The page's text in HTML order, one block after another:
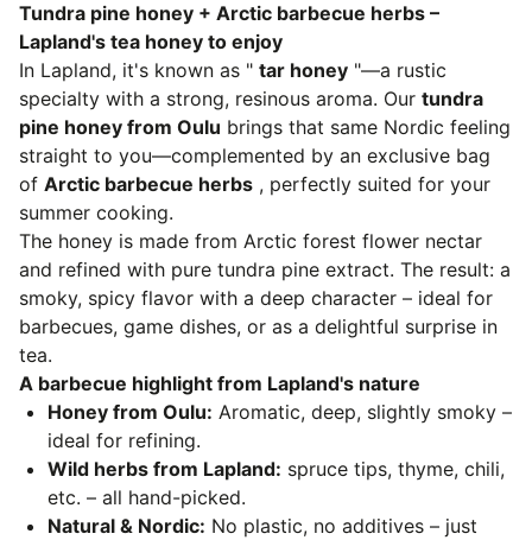
Tundra pine honey + Arctic barbecue herbs –
Lapland's tea honey to enjoy
In Lapland, it's known as " tar honey "—a rustic
specialty with a strong, resinous aroma. Our tundra
pine honey from Oulu brings that same Nordic feeling
straight to you—complemented by an exclusive bag
of Arctic barbecue herbs , perfectly suited for your
summer cooking.
The honey is made from Arctic forest flower nectar
and refined with pure tundra pine extract. The result: a
smoky, spicy flavor with a deep character – ideal for
barbecues, game dishes, or as a delightful surprise in
tea.
A barbecue highlight from Lapland's nature
Honey from Oulu: Aromatic, deep, slightly smoky –
ideal for refining.
Wild herbs from Lapland: spruce tips, thyme, chili,
etc. – all hand-picked.
Natural & Nordic: No plastic, no additives – just